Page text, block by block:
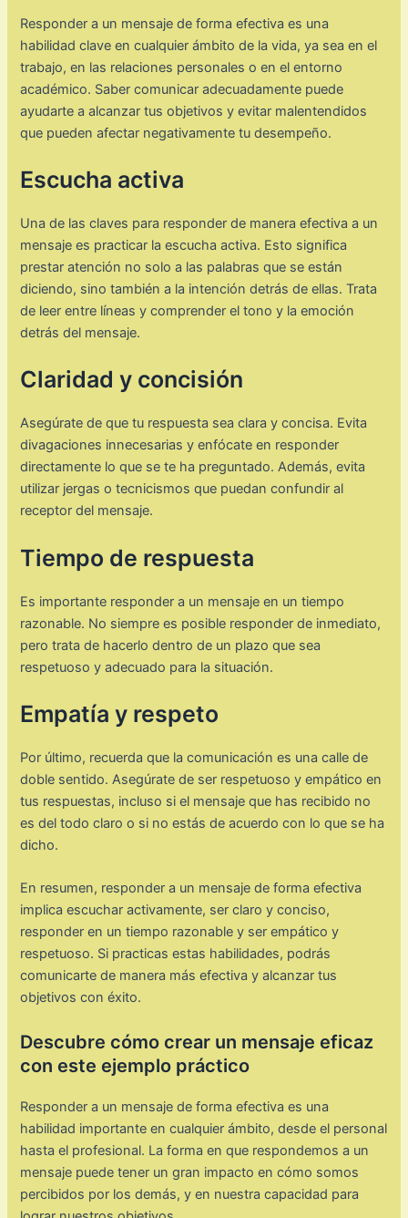
Responder a un mensaje de forma efectiva es una
habilidad clave en cualquier ámbito de la vida, ya sea en el
trabajo, en las relaciones personales o en el entorno
académico. Saber comunicar adecuadamente puede
ayudarte a alcanzar tus objetivos y evitar malentendidos
que pueden afectar negativamente tu desempeño.
Escucha activa
Una de las claves para responder de manera efectiva a un
mensaje es practicar la escucha activa. Esto significa
prestar atención no solo a las palabras que se están
diciendo, sino también a la intención detrás de ellas. Trata
de leer entre líneas y comprender el tono y la emoción
detrás del mensaje.
Claridad y concisión
Asegúrate de que tu respuesta sea clara y concisa. Evita
divagaciones innecesarias y enfócate en responder
directamente lo que se te ha preguntado. Además, evita
utilizar jergas o tecnicismos que puedan confundir al
receptor del mensaje.
Tiempo de respuesta
Es importante responder a un mensaje en un tiempo
razonable. No siempre es posible responder de inmediato,
pero trata de hacerlo dentro de un plazo que sea
respetuoso y adecuado para la situación.
Empatía y respeto
Por último, recuerda que la comunicación es una calle de
doble sentido. Asegúrate de ser respetuoso y empático en
tus respuestas, incluso si el mensaje que has recibido no
es del todo claro o si no estás de acuerdo con lo que se ha
dicho.
En resumen, responder a un mensaje de forma efectiva
implica escuchar activamente, ser claro y conciso,
responder en un tiempo razonable y ser empático y
respetuoso. Si practicas estas habilidades, podrás
comunicarte de manera más efectiva y alcanzar tus
objetivos con éxito.
Descubre cómo crear un mensaje eficaz
con este ejemplo práctico
Responder a un mensaje de forma efectiva es una
habilidad importante en cualquier ámbito, desde el personal
hasta el profesional. La forma en que respondemos a un
mensaje puede tener un gran impacto en cómo somos
percibidos por los demás, y en nuestra capacidad para